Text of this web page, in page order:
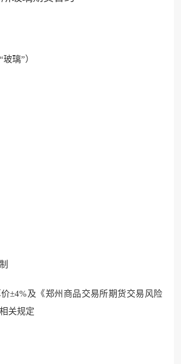
璃”）
价±4%及《郑州商品交易所期货交易风险
关规定